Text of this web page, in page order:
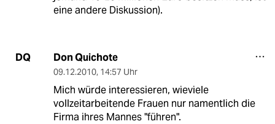
eine andere Diskussion).
DQ Don Quichote
09.12.2010, 14:57 Uhr
Mich würde interessieren, wieviele
vollzeitarbeitende Frauen nur namentlich die
Firma ihres Mannes "führen".